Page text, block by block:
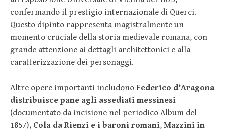
confermando il prestigio internazionale di Querci.
Questo dipinto rappresenta magistralmente un
momento cruciale della storia medievale romana, con
grande attenzione ai dettagli architettonici e alla
caratterizzazione dei personaggi.
Altre opere importanti includono Federico d’Aragona
distribuisce pane agli assediati messinesi
(documentato da incisione nel periodico Album del
1857), Cola da Rienzi e i baroni romani, Mazzini in